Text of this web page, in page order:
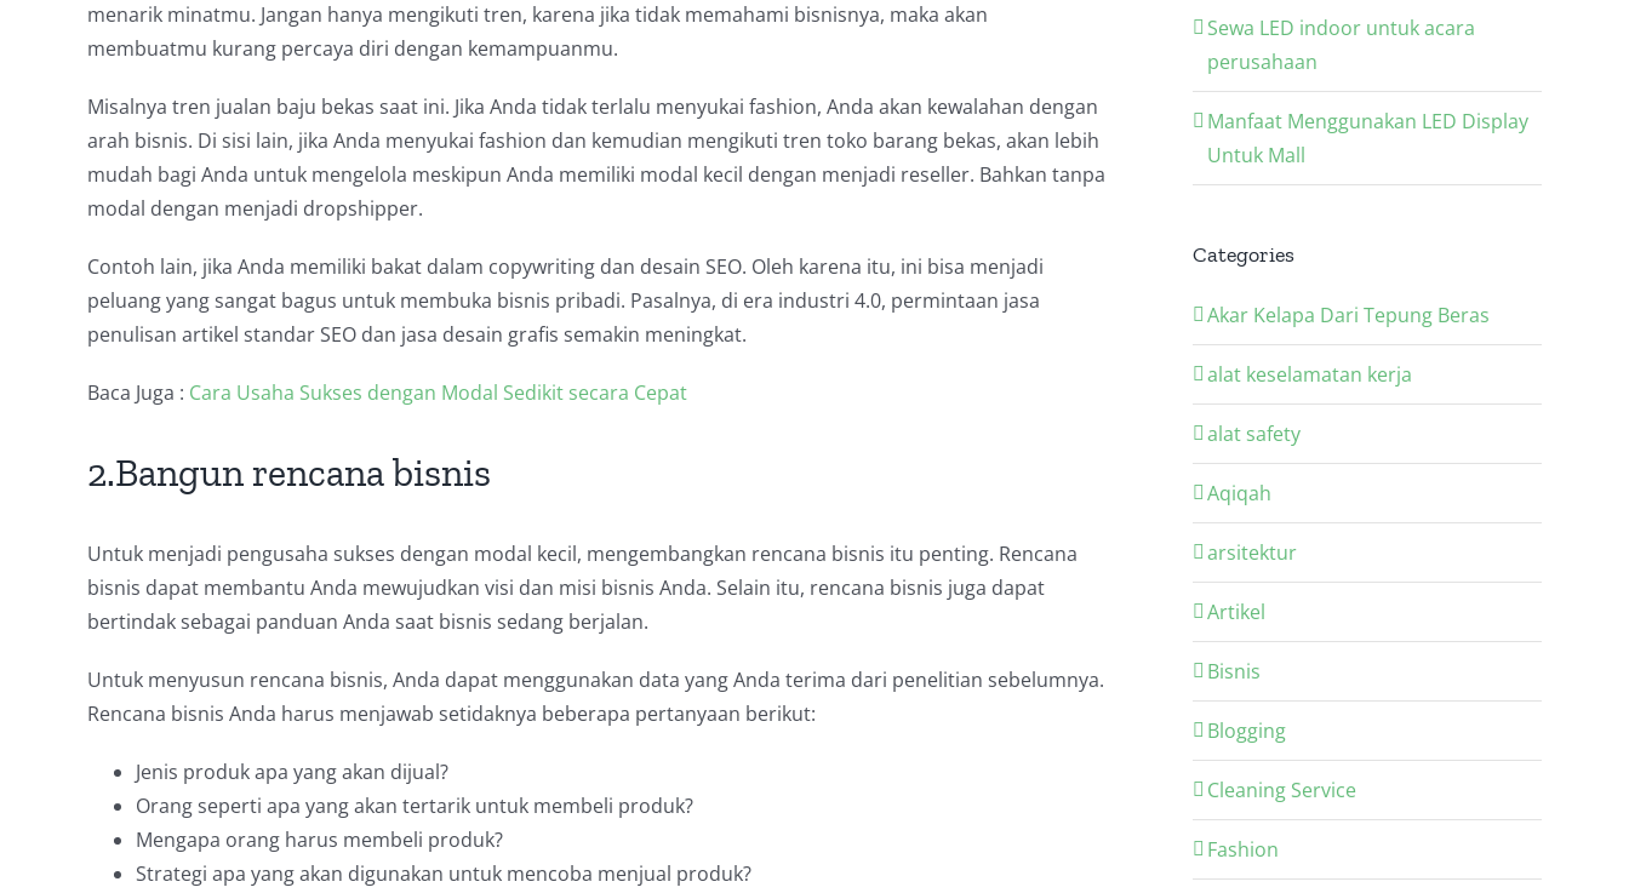
menarik minatmu. Jangan hanya mengikuti tren, karena jika tidak memahami bisnisnya, maka akan
membuatmu kurang percaya diri dengan kemampuanmu.
Misalnya tren jualan baju bekas saat ini. Jika Anda tidak terlalu menyukai fashion, Anda akan kewalahan dengan
arah bisnis. Di sisi lain, jika Anda menyukai fashion dan kemudian mengikuti tren toko barang bekas, akan lebih
mudah bagi Anda untuk mengelola meskipun Anda memiliki modal kecil dengan menjadi reseller. Bahkan tanpa
modal dengan menjadi dropshipper.
Contoh lain, jika Anda memiliki bakat dalam copywriting dan desain SEO. Oleh karena itu, ini bisa menjadi
peluang yang sangat bagus untuk membuka bisnis pribadi. Pasalnya, di era industri 4.0, permintaan jasa
penulisan artikel standar SEO dan jasa desain grafis semakin meningkat.
Baca Juga : Cara Usaha Sukses dengan Modal Sedikit secara Cepat
2.Bangun rencana bisnis
Untuk menjadi pengusaha sukses dengan modal kecil, mengembangkan rencana bisnis itu penting. Rencana
bisnis dapat membantu Anda mewujudkan visi dan misi bisnis Anda. Selain itu, rencana bisnis juga dapat
bertindak sebagai panduan Anda saat bisnis sedang berjalan.
Untuk menyusun rencana bisnis, Anda dapat menggunakan data yang Anda terima dari penelitian sebelumnya.
Rencana bisnis Anda harus menjawab setidaknya beberapa pertanyaan berikut:
Jenis produk apa yang akan dijual?
Orang seperti apa yang akan tertarik untuk membeli produk?
Mengapa orang harus membeli produk?
Strategi apa yang akan digunakan untuk mencoba menjual produk?
Sewa LED indoor untuk acara
perusahaan
Manfaat Menggunakan LED Display
Untuk Mall
Categories
Akar Kelapa Dari Tepung Beras
alat keselamatan kerja
alat safety
Aqiqah
arsitektur
Artikel
Bisnis
Blogging
Cleaning Service
Fashion